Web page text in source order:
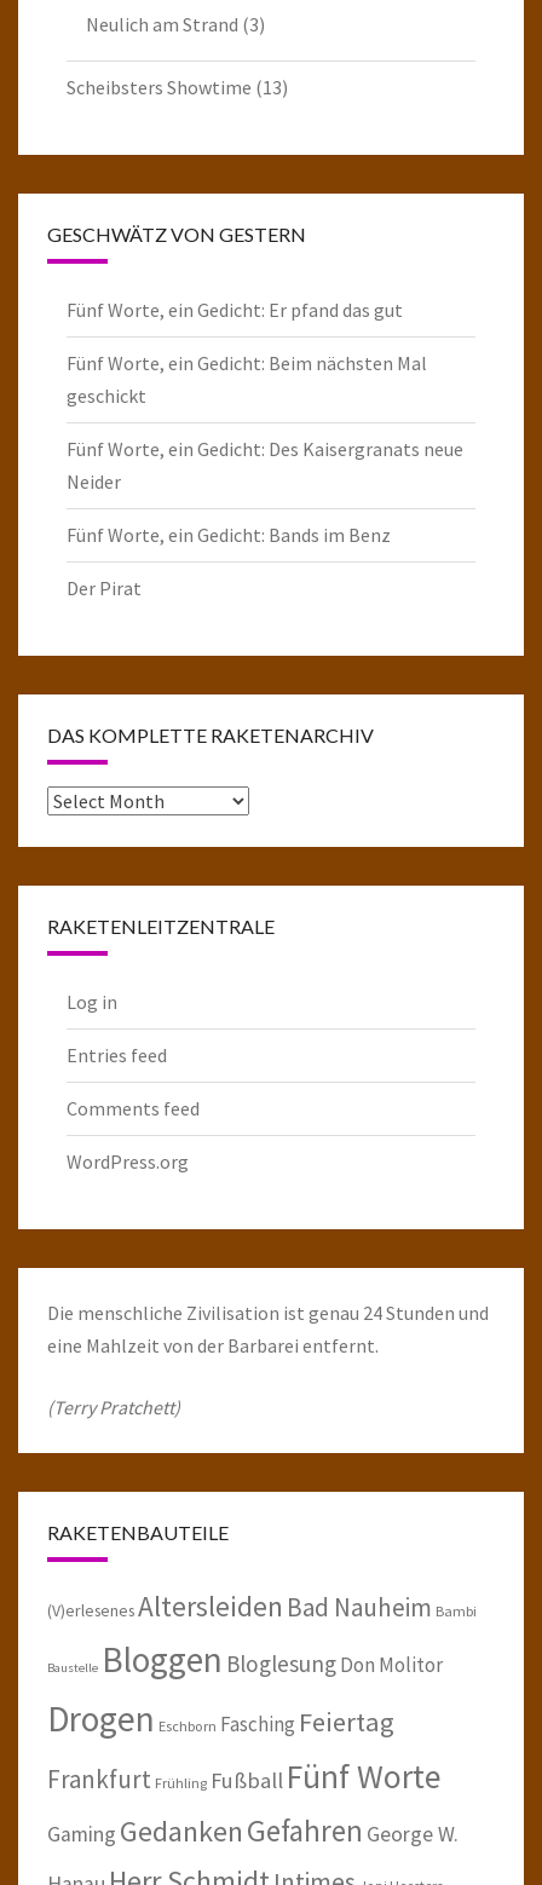
Neulich am Strand (3)
Scheibsters Showtime (13)
GESCHWÄTZ VON GESTERN
Fünf Worte, ein Gedicht: Er pfand das gut
Fünf Worte, ein Gedicht: Beim nächsten Mal
geschickt
Fünf Worte, ein Gedicht: Des Kaisergranats neue
Neider
Fünf Worte, ein Gedicht: Bands im Benz
Der Pirat
DAS KOMPLETTE RAKETENARCHIV
Das
RAKETENLEITZENTRALE
Log in
Entries feed
Comments feed
WordPress.org
Die menschliche Zivilisation ist genau 24 Stunden und
eine Mahlzeit von der Barbarei entfernt.
(Terry Pratchett)
RAKETENBAUTEILE
(V)erlesenesAltersleiden Bad Nauheim Bambi
Baustelle Bloggen BloglesungDon Molitor
Drogen Eschborn Fasching Feiertag
Frankfurt Frühling Fußball Fünf Worte
Gaming GedankenGefahren George W.